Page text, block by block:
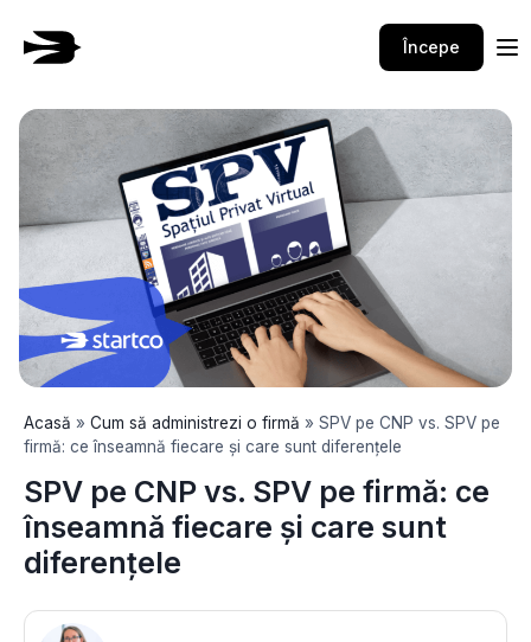
content
Începe
Acasă » Cum să administrezi o firmă » SPV pe CNP vs. SPV pe
firmă: ce înseamnă fiecare și care sunt diferențele
SPV pe CNP vs. SPV pe firmă: ce
înseamnă fiecare și care sunt
diferențele